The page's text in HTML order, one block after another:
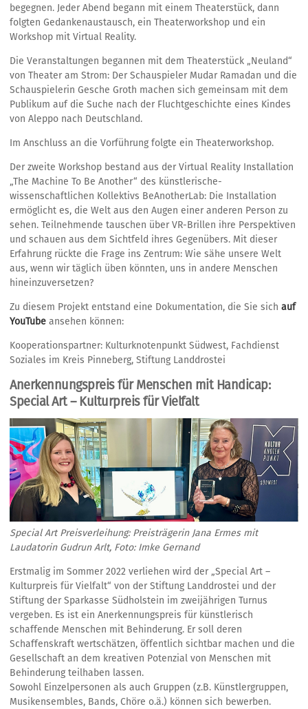
begegnen. Jeder Abend begann mit einem Theaterstück, dann
folgten Gedankenaustausch, ein Theaterworkshop und ein
Workshop mit Virtual Reality.
Die Veranstaltungen begannen mit dem Theaterstück „Neuland“
von Theater am Strom: Der Schauspieler Mudar Ramadan und die
Schauspielerin Gesche Groth machen sich gemeinsam mit dem
Publikum auf die Suche nach der Fluchtgeschichte eines Kindes
von Aleppo nach Deutschland.
Im Anschluss an die Vorführung folgte ein Theaterworkshop.
Der zweite Workshop bestand aus der Virtual Reality Installation
„The Machine To Be Another“ des künstlerische-
wissenschaftlichen Kollektivs BeAnotherLab: Die Installation
ermöglicht es, die Welt aus den Augen einer anderen Person zu
sehen. Teilnehmende tauschen über VR-Brillen ihre Perspektiven
und schauen aus dem Sichtfeld ihres Gegenübers. Mit dieser
Erfahrung rückte die Frage ins Zentrum: Wie sähe unsere Welt
aus, wenn wir täglich üben könnten, uns in andere Menschen
hineinzuversetzen?
Zu diesem Projekt entstand eine Dokumentation, die Sie sich auf
YouTube ansehen können:
Kooperationspartner: Kulturknotenpunkt Südwest, Fachdienst
Soziales im Kreis Pinneberg, Stiftung Landdrostei
Anerkennungspreis für Menschen mit Handicap:
Special Art – Kulturpreis für Vielfalt
Special Art Preisverleihung: Preisträgerin Jana Ermes mit
Laudatorin Gudrun Arlt, Foto: Imke Gernand
Erstmalig im Sommer 2022 verliehen wird der „Special Art –
Kulturpreis für Vielfalt“ von der Stiftung Landdrostei und der
Stiftung der Sparkasse Südholstein im zweijährigen Turnus
vergeben. Es ist ein Anerkennungspreis für künstlerisch
schaffende Menschen mit Behinderung. Er soll deren
Schaffenskraft wertschätzen, öffentlich sichtbar machen und die
Gesellschaft an dem kreativen Potenzial von Menschen mit
Behinderung teilhaben lassen.
Sowohl Einzelpersonen als auch Gruppen (z.B. Künstlergruppen,
Musikensembles, Bands, Chöre o.ä.) können sich bewerben.